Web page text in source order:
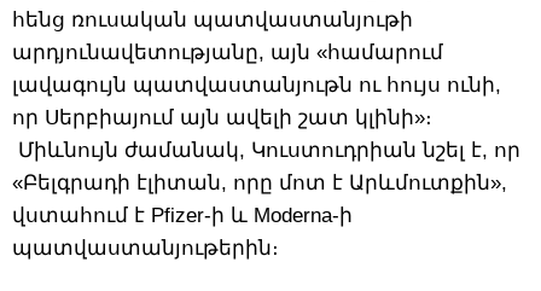
հենց ռուսական պատվաստանյութի
արդյունավետությանը, այն «համարում
լավագույն պատվաստանյութն ու հույս ունի,
որ Սերբիայում այն ավելի շատ կլինի»։
Միևնույն ժամանակ, Կուստուդրիան նշել է, որ
«Բելգրադի էլիտան, որը մոտ է Արևմուտքին»,
վստահում է Pfizer-ի և Moderna-ի
պատվաստանյութերին։